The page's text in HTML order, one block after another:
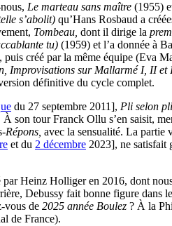
Le marteau sans maître (1955)
s’abolit) qu’Hans Rosbaud a
Tombeau, dont il dirige la
tu) (1959) et l’a donnée à
créé par la même équipe (Eva
Improvisations sur Mallarmé I, II et
définitive du cycle complet.
du 27 septembre 2011], Pli selon pli
À son tour Franck Ollu s’en saisit,
Répons, avec la sensualité. La partie
et du 2 décembre 2023], ne satisfait
par Heinz Holliger en 2016, dont
Debussy fait bonne figure dans
vous de 2025 année Boulez ? À la
de France).